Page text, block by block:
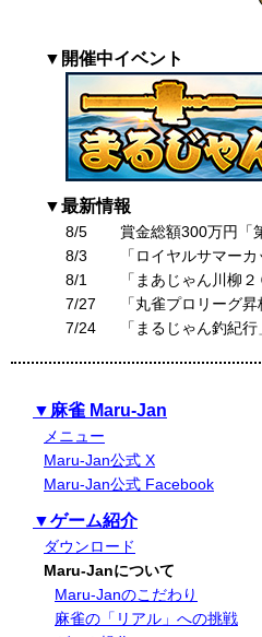
▼開催中イベント
▼最新情報
8/5
賞金総額300万円「
8/3
「ロイヤルサマー
8/1
「まあじゃん川柳
7/27
「丸雀プロリーグ
7/24
「まるじゃん釣紀
▼麻雀 Maru-Jan
メニュー
Maru-Jan公式 X
Maru-Jan公式 Facebook
▼ゲーム紹介
ダウンロード
Maru-Janについて
Maru-Janのこだわり
麻雀の「リアル」への挑戦